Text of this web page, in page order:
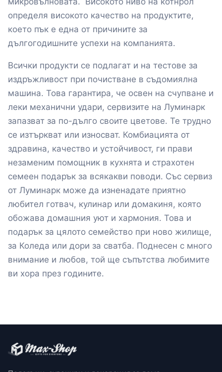
определя високото качество на продуктите,
което пък е една от причините за
дългогодишните успехи на компанията.
Всички продукти се подлагат и на тестове за
издръжливост при почистване в съдомиялна
машина. Това гарантира, че освен на счупване и
леки механични удари, сервизите на Луминарк
запазват за по-дълго своите цветове. Те трудно
се изтъркват или износват. Комбиацията от
здравина, качество и устойчивост, ги прави
незаменим помощник в кухнята и страхотен
семеен подарък за всякакви поводи. Със сервиз
от Луминарк може да изненадате приятно
любител готвач, кулинар или домакиня, която
обожава домашния уют и хармония. Това и
подарък за цялото семейство при ново жилище,
за Коледа или дори за сватба. Поднесен с много
внимание и любов, той ще съпътства любимите
ви хора през годините.